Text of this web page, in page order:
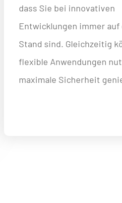
dass Sie bei innovativen
Entwicklungen immer auf
Stand sind. Gleichzeitig
flexible Anwendungen
maximale Sicherheit